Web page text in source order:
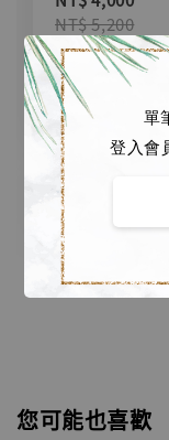
單
登入會
NT$ 5,200
您可能也喜歡